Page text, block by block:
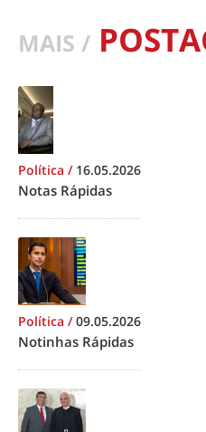
MAIS /
Política / 16.05.2026
Notas Rápidas
Política /09.05.2026
Notinhas Rápidas